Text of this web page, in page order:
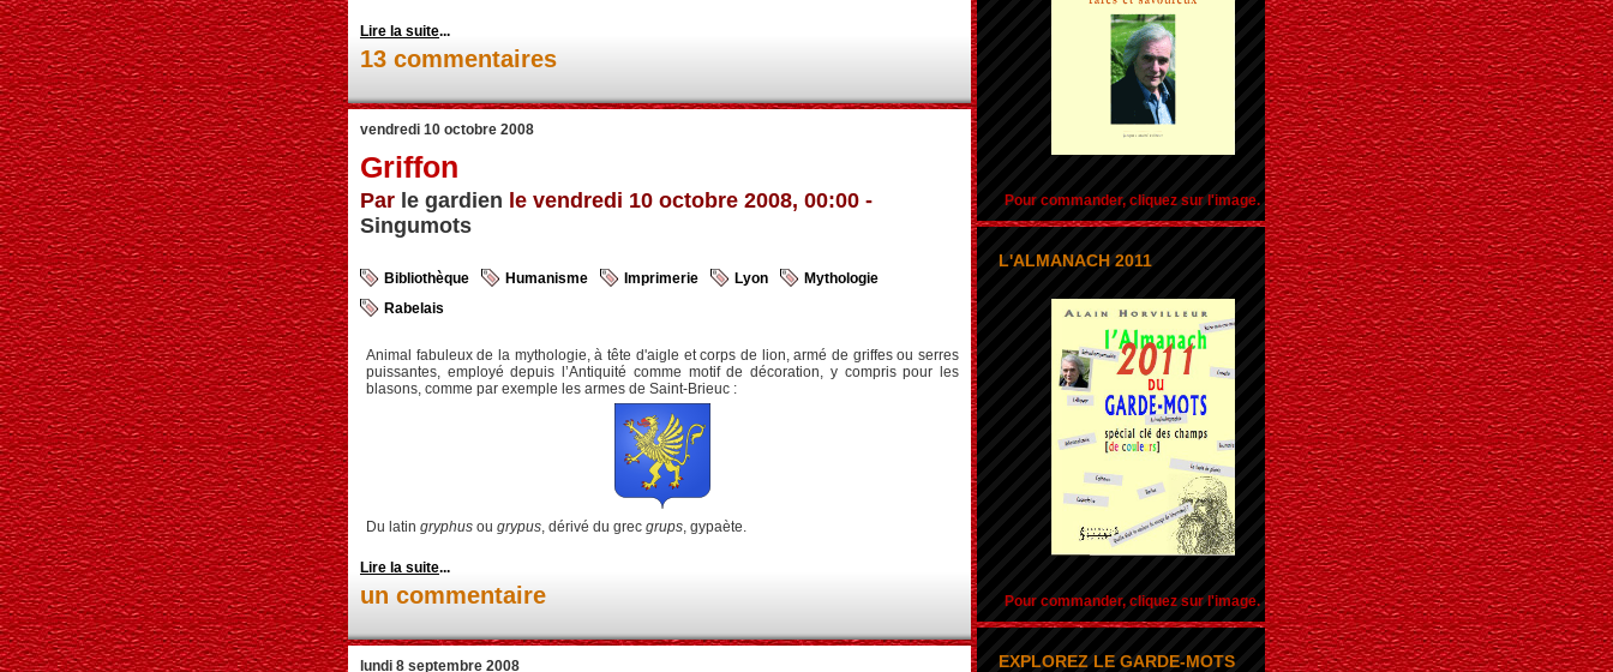
Lire la suite...
13 commentaires
vendredi 10 octobre 2008
Griffon
Par le gardien le vendredi 10 octobre 2008, 00:00 -
Singumots
Bibliothèque Humanisme Imprimerie Lyon
Mythologie
Rabelais
Animal fabuleux de la mythologie, à tête d'aigle et corps de lion, armé de griffes ou serres
puissantes, employé depuis l’Antiquité comme motif de décoration, y compris pour les
blasons, comme par exemple les armes de Saint-Brieuc :
Du latin gryphus ou grypus, dérivé du grec grups, gypaète.
Lire la suite...
un commentaire
lundi 8 septembre 2008
Pour commander, cliquez sur l'image.
L'ALMANACH 2011
Pour commander, cliquez sur l'image.
EXPLOREZ LE GARDE-MOTS